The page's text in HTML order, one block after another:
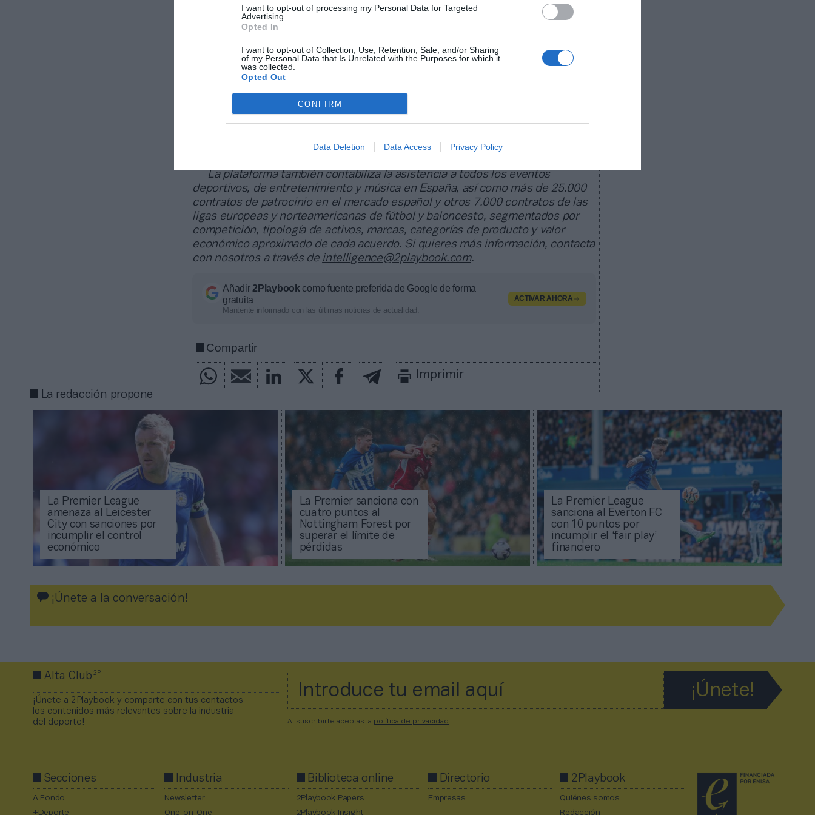
I want to opt-out of processing my Personal Data for Targeted
Advertising.
Opted In
I want to opt-out of Collection, Use, Retention, Sale, and/or Sharing
of my Personal Data that Is Unrelated with the Purposes for which it
was collected.
Opted Out
CONFIRM
Data Deletion Data Access Privacy Policy
con una fuerte sanción disciplinaria por infracciones gravesen su
salud económica.
deducción de 18
en la clasificación, lo que le sitúa como colista. Actualmente tiene
una puntuación negativa.
Sobre Intelligence 2P
Intelligence 2Pes la unidad de estrategia e inteligencia de mercado de
2Playbook, cuya plataforma de datos monitoriza en tiempo real el negocio de
60 clubes de LaLiga, Liga F y Primera Rfef; 200 clubes de ligas europeas; 22
La plataforma también contabiliza la asistencia a todos los eventos
deportivos, de entretenimiento y música en España, así como más de 25.000
contratos de patrocinio en el mercado español y otros 7.000 contratos de las
ligas europeas y norteamericanas de fútbol y baloncesto, segmentados por
competición, tipología de activos, marcas, categorías de producto y valor
económico aproximado de cada acuerdo. Si quieres más información, contacta
con nosotros a través de intelligence@2playbook.com.
Añadir2Playbook como fuente preferida de Google de forma
gratuita
Mantente informado con las últimas noticias de actualidad.
ACTIVAR AHORA
Compartir
Imprimir
La redacción propone
La Premier League
amenaza al Leicester
City con sanciones por
incumplir el control
económico
La Premier sanciona con
cuatro puntos al
Nottingham Forest por
superar el límite de
pérdidas
La Premier League
sanciona al Everton FC
con 10 puntos por
incumplir el ‘fair play’
financiero
¡Únete a la conversación!
Alta Club2P
¡Únete a 2Playbook y comparte con tus contactos
los contenidos más relevantes sobre la industria
del deporte!
Al suscribirte aceptas la política de privacidad
Secciones
A Fondo
+Deporte
Industria
Newsletter
One-on-One
Biblioteca online
2Playbook Papers
2Playbook Insight
Directorio
Empresas
2Playbook
Quiénes somos
Redacción